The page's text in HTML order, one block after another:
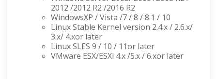
2012 /2012 R2 /2016 R2
WindowsXP / Vista /7 / 8 / 8.1 / 10
Linux Stable Kernel version 2.4.x / 2.6.x/
3.x/ 4.xor later
Linux SLES 9 / 10 / 11or later
VMware ESX/ESXi 4.x /5.x / 6.xor later